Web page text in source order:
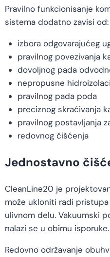
Pravilno funkcionisanje
sistema dodatno zavisi od:
izbora odgovarajućeg
pravilnog povezivanja
dovoljnog pada
nepropusne
pravilnog pada poda
preciznog skraćivanja
pravilnog postavljanja
redovnog čišćenja
Jednostavno
CleanLine20 je
može ukloniti radi
ulivnom delu. Vakuumski
nalazi se u obimu isporuke.
Redovno održavanje